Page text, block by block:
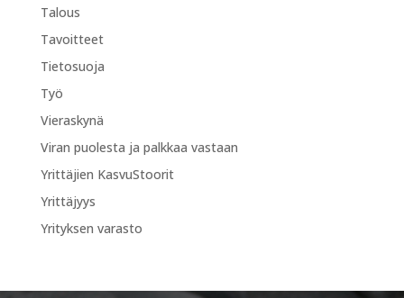
Talous
Tavoitteet
Tietosuoja
Työ
Vieraskynä
Viran puolesta ja palkkaa vastaan
Yrittäjien KasvuStoorit
Yrittäjyys
Yrityksen varasto